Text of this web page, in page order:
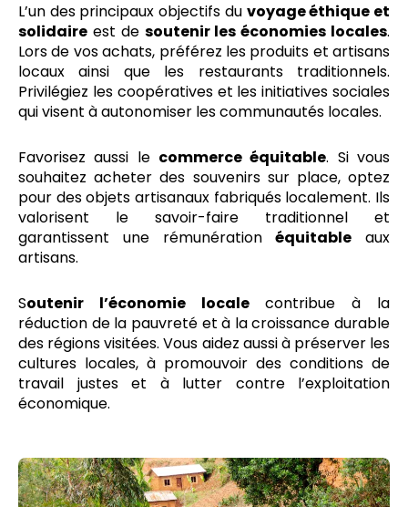
L’un des principaux objectifs du voyage éthique et
solidaire est de soutenir les économies locales.
Lors de vos achats, préférez les produits et artisans
locaux ainsi que les restaurants traditionnels.
Privilégiez les coopératives et les initiatives sociales
qui visent à autonomiser les communautés locales.
Favorisez aussi le commerce équitable. Si vous
souhaitez acheter des souvenirs sur place, optez
pour des objets artisanaux fabriqués localement. Ils
valorisent le savoir-faire traditionnel et
garantissent une rémunérationéquitable aux
artisans.
Soutenir l’économie localecontribue à la
réduction de la pauvreté et à la croissance durable
des régions visitées. Vous aidez aussi à préserver les
cultures locales, à promouvoir des conditions de
travail justes et à lutter contre l’exploitation
économique.